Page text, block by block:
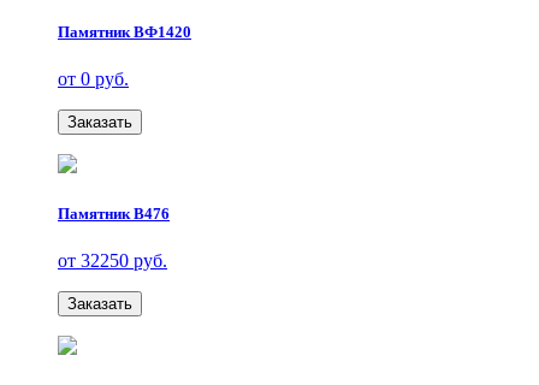
Памятник ВФ1420
от 0 руб.
Заказать
Памятник В476
от 32250 руб.
Заказать